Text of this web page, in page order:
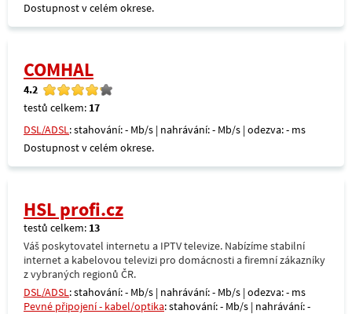
Dostupnost v celém okrese.
COMHAL
4.2
testů celkem: 17
DSL/ADSL: stahování: - Mb/s | nahrávání: - Mb/s | odezva: - ms
Dostupnost v celém okrese.
HSL profi.cz
testů celkem: 13
Váš poskytovatel internetu a IPTV televize. Nabízíme stabilní
internet a kabelovou televizi pro domácnosti a firemní zákazníky
z vybraných regionů ČR.
DSL/ADSL: stahování: - Mb/s | nahrávání: - Mb/s | odezva: - ms
Pevné připojení - kabel/optika: stahování: - Mb/s | nahrávání: -